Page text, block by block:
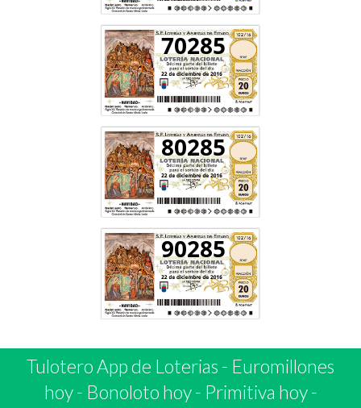
70285
80285
90285
Tulotero App de Loterias - Euromillones
hoy- Bonoloto hoy- Primitiva hoy-